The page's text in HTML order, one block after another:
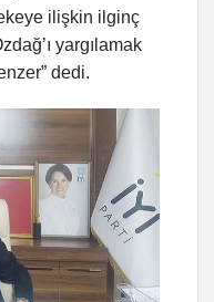
ilişkin ilginç
yargılamak
dedi.